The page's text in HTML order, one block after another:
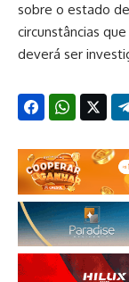
sobre o estado
circunstâncias
deverá ser